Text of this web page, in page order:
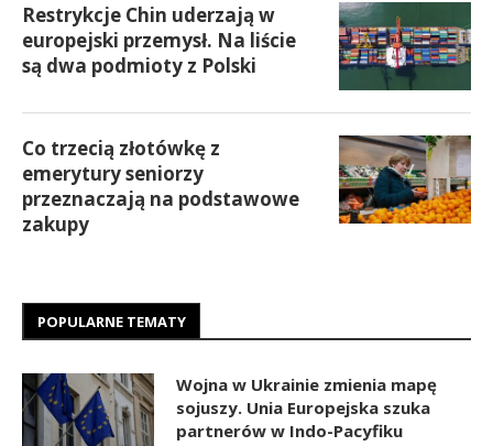
Restrykcje Chin uderzają w
europejski przemysł. Na liście
są dwa podmioty z Polski
Co trzecią złotówkę z
emerytury seniorzy
przeznaczają na podstawowe
zakupy
POPULARNE TEMATY
Wojna w Ukrainie zmienia mapę
sojuszy. Unia Europejska szuka
partnerów w Indo-Pacyfiku